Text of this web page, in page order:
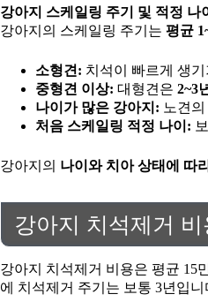
강아지 스케일링 주기 및 적정 나
강아지의 스케일링 주기는 평균
소형견: 치석이 빠르게 생기
중형견 이상: 대형견은 2~3
나이가 많은 강아지: 노견의
처음 스케일링 적정 나이:
강아지의 나이와 치아 상태에 따
강아지 치석제거 비
강아지 치석제거 비용은 평균 15
에 치석제거 주기는 보통 3년입니